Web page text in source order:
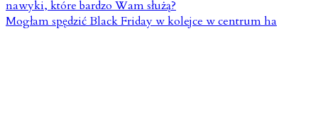
Mogłam spędzić Black Friday w kolejce w centrum ha